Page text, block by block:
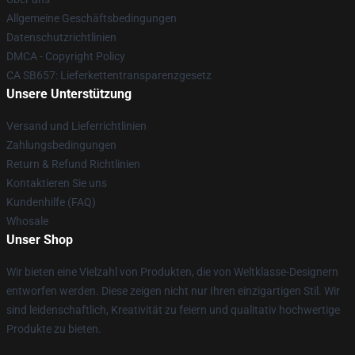
Allgemeine Geschäftsbedingungen
Datenschutzrichtlinien
DMCA - Copyright Policy
CA SB657: Lieferkettentransparenzgesetz
Unsere Unterstützung
Versand und Lieferrichtlinien
Zahlungsbedingungen
Return & Refund Richtlinien
Kontaktieren Sie uns
Kundenhilfe (FAQ)
Whosale
Unser Shop
Wir bieten eine Vielzahl von Produkten, die von Weltklasse-Designern
entworfen werden. Diese zeigen nicht nur Ihren einzigartigen Stil. Wir
sind leidenschaftlich, Kreativität zu feiern und qualitativ hochwertige
Produkte zu bieten.